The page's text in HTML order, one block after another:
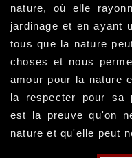
nature, où elle
jardinage et en ayant
tous que la nature
choses et nous
amour pour la nature
la respecter pour sa
est la preuve qu'on
nature et qu'elle peut